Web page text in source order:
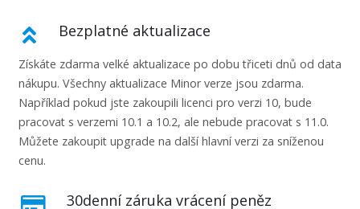
Bezplatné aktualizace
Získáte zdarma velké aktualizace po dobu třiceti dnů od data
nákupu. Všechny aktualizace Minor verze jsou zdarma.
Například pokud jste zakoupili licenci pro verzi 10, bude
pracovat s verzemi 10.1 a 10.2, ale nebude pracovat s 11.0.
Můžete zakoupit upgrade na další hlavní verzi za sníženou
cenu.
30denní záruka vrácení peněz